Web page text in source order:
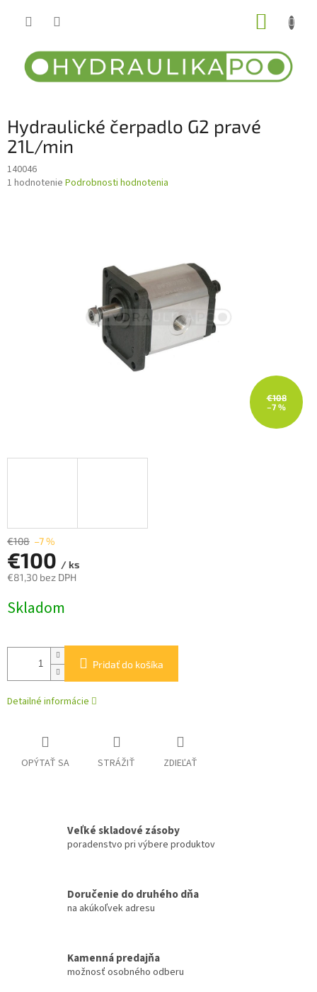
Hydraulické čerpadlo G2 pravé
21L/min
140046
Priemerné
1 hodnotenie Podrobnosti hodnotenia
€108
–7 %
€108 –7 %
€100 / ks
€81,30 bez DPH
cena:
Skladom
Pridať do košíka
Detailné informácie
OPÝTAŤ SA STRÁŽIŤ ZDIEĽAŤ
Veľké skladové zásoby
poradenstvo pri výbere produktov
Doručenie do druhého dňa
na akúkoľvek adresu
Kamenná predajňa
možnosť osobného odberu